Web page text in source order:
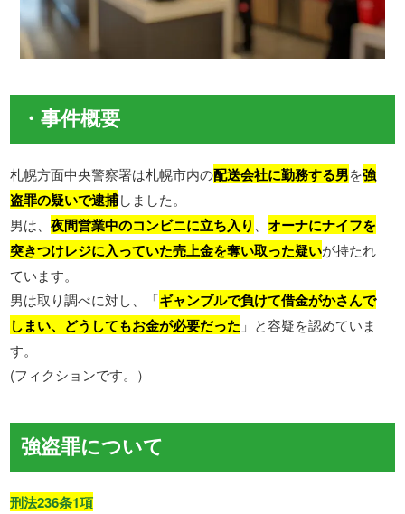
・事件概要
札幌方面中央警察署は札幌市内の配送会社に勤務する男を強
盗罪の疑いで逮捕しました。
男は、夜間営業中のコンビニに立ち入り 、オーナにナイフを
突きつけレジに入っていた売上金を奪い取った疑いが持たれ
ています。
男は取り調べに対し、「ギャンブルで負けて借金がかさんで
しまい、どうしてもお金が必要だった 」と容疑を認めていま
す。
(フィクションです。）
強盗罪について
刑法236条1項